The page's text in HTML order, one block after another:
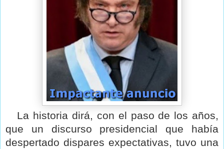
La historia dirá, con el paso de los años,
que un discurso presidencial que había
despertado dispares expectativas, tuvo una